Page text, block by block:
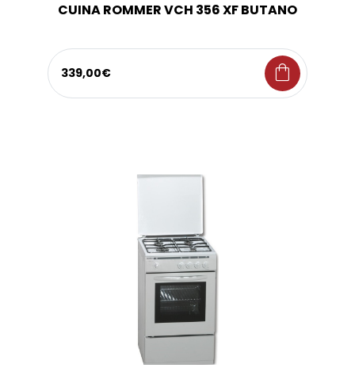
CUINA ROMMER VCH 356 XF BUTANO
339,00€ shopping_bag